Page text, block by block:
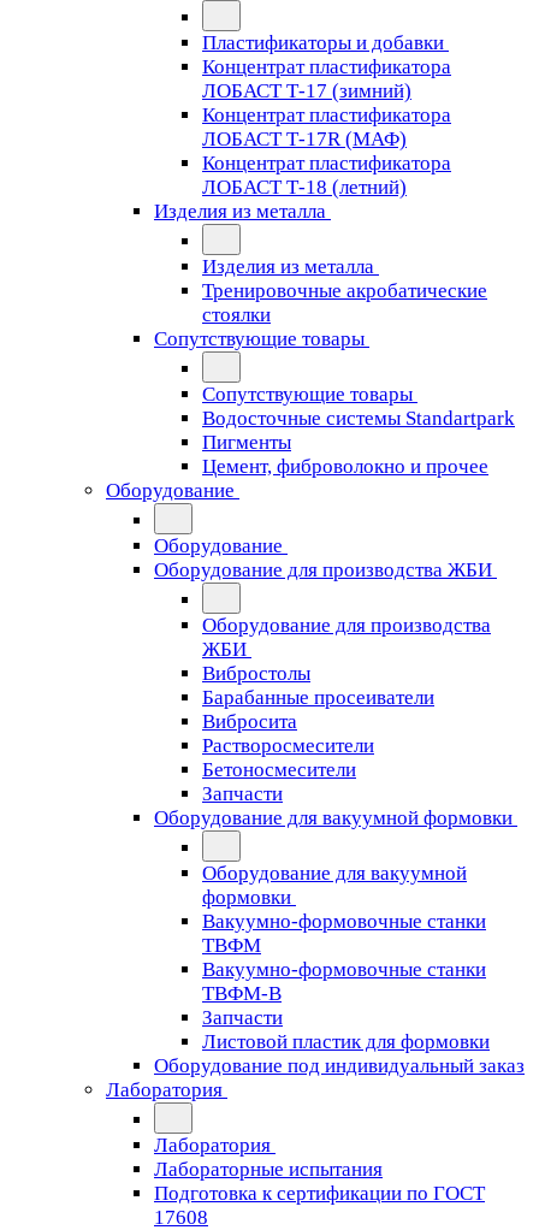
Пластификаторы и добавки
Концентрат пластификатора
ЛОБАСТ Т-17 (зимний)
Концентрат пластификатора
ЛОБАСТ Т-17R (МАФ)
Концентрат пластификатора
ЛОБАСТ Т-18 (летний)
Изделия из металла
Изделия из металла
Тренировочные акробатические
стоялки
Сопутствующие товары
Сопутствующие товары
Водосточные системы Standartpark
Пигменты
Цемент, фиброволокно и прочее
Оборудование
Оборудование
Оборудование для производства ЖБИ
Оборудование для производства
ЖБИ
Вибростолы
Барабанные просеиватели
Вибросита
Растворосмесители
Бетоносмесители
Запчасти
Оборудование для вакуумной формовки
Оборудование для вакуумной
формовки
Вакуумно-формовочные станки
ТВФМ
Вакуумно-формовочные станки
ТВФМ-В
Запчасти
Листовой пластик для формовки
Оборудование под индивидуальный заказ
Лаборатория
Лаборатория
Лабораторные испытания
Подготовка к сертификации по ГОСТ
17608